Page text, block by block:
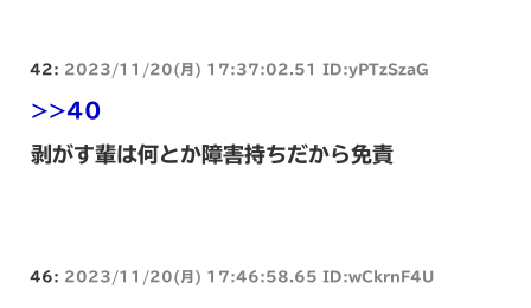
42: 2023/11/20(月) 17:37:02.51 ID:yPTzSzaG
>>40
剥がす輩は何とか障害持ちだから免責
46: 2023/11/20(月) 17:46:58.65 ID:wCkrnF4U